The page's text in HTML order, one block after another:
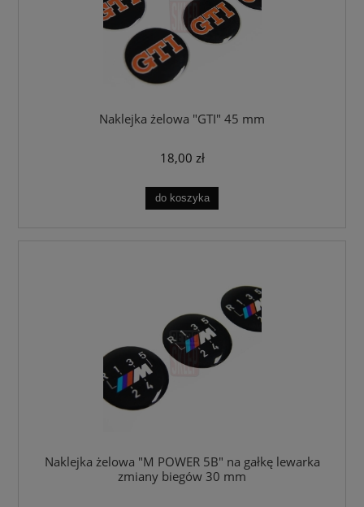
Naklejka żelowa "GTI" 45 mm
18,00 zł
do koszyka
Naklejka żelowa "M POWER 5B" na gałkę lewarka
zmiany biegów 30 mm